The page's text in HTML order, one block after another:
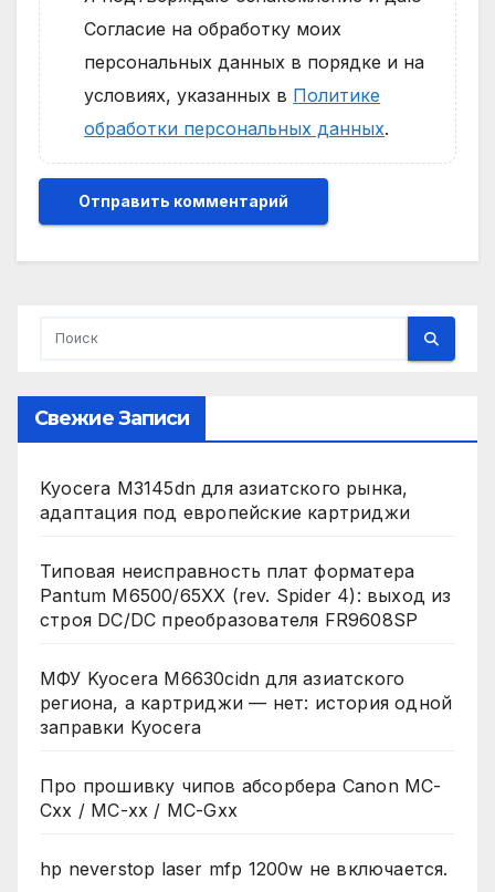
Согласие на обработку моих
персональных данных в порядке и на
условиях, указанных в Политике
обработки персональных данных.
Свежие Записи
Kyocera M3145dn для азиатского рынка,
адаптация под европейские картриджи
Типовая неисправность плат форматера
Pantum M6500/65XX (rev. Spider 4): выход из
строя DC/DC преобразователя FR9608SP
МФУ Kyocera M6630cidn для азиатского
региона, а картриджи — нет: история одной
заправки Kyocera
Про прошивку чипов абсорбера Canon MC-
Cxx / MC-xx / MC-Gxx
hp neverstop laser mfp 1200w не включается.